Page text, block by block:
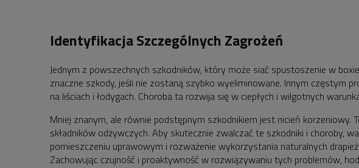
Identyfikacja Szczególnych Zagrożeń
Jednym z powszechnych szkodników, który może siać spustoszenie w
znaczne szkody, jeśli nie zostaną szybko wyeliminowane. Innym częstym
na liściach i łodygach. Choroba ta rozwija się w ciepłych i wilgotnych
Mniej znanym, ale równie podstępnym szkodnikiem jest nicień korzeniowy.
składników odżywczych. Aby skutecznie zwalczać te szkodniki i choroby,
pomieszczeniu uprawowym i rozważenie wykorzystania naturalnych
Zachowując czujność i proaktywność w rozwiązywaniu tych problemów,